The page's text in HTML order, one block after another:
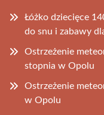
Łóżko dziecięce
do snu i zabawy
Ostrzeżenie
stopnia w Opolu
Ostrzeżenie
w Opolu